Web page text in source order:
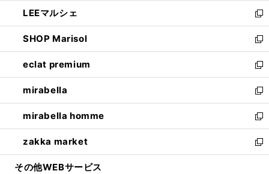
く
で
開
く
ド
ウ
で
開
く
ィ
ン
ド
ウ
で
開
く
し
い
ウ
ィ
ン
ド
ウ
で
開
く
LEEマルシェ
新
し
い
ウ
ィ
ン
ド
ウ
で
開
く
SHOP Marisol
新
し
い
ウ
ィ
ン
ド
ウ
で
開
eclat premium
新
し
い
ウ
ィ
ン
ド
ウ
mirabella
新
し
い
ウ
ィ
ン
mirabella homme
新
し
い
ウ
zakka market
新
し
その他WEBサービス